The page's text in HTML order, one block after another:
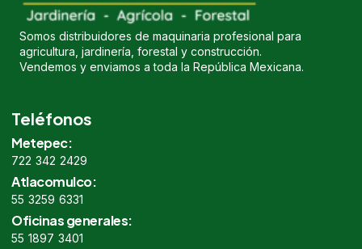
Somos distribuidores de maquinaria profesional para
agricultura, jardinería, forestal y construcción.
Vendemos y enviamos a toda la República Mexicana.
Teléfonos
Metepec:
722 342 2429
Atlacomulco:
55 3259 6331
Oficinas generales:
55 1897 3401